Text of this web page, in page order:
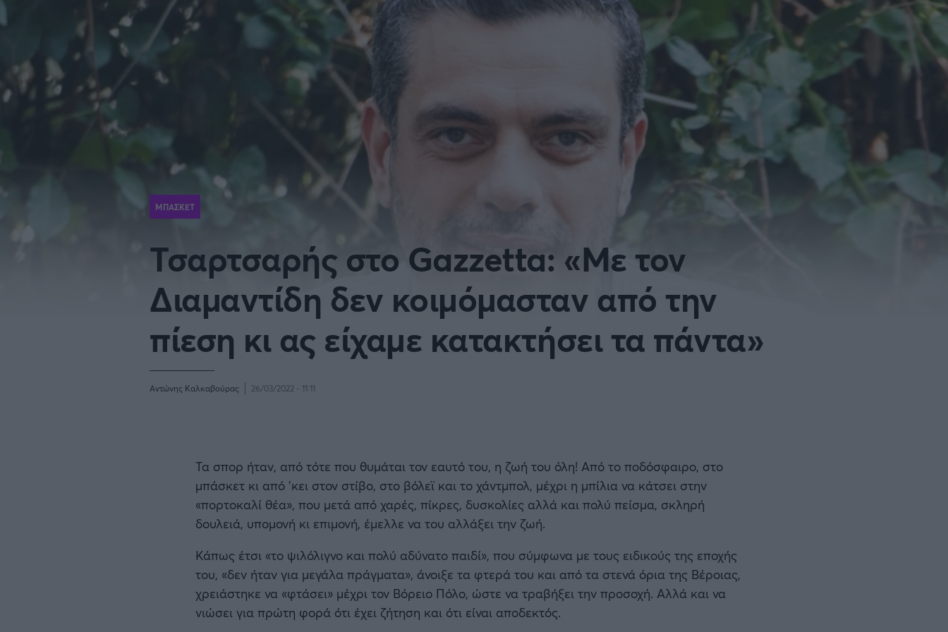
Γιώργος Τσακίρης
Μια Ιστορία από την Πόλη
BASKETBALL CHAMPIONS
LEAGUE
Α1 Μπάσκετ Γυναικών FIBA EUROPE CUP
Μπάσκετ: Ισπανία Μπάσκετ: Τουρκία Κύπελλο Ελλάδας Μπάσκετ Μπάσκετ: Γερμανία
Μπάσκετ: Γαλλία ABA LIGA NCAA
Μπάσκετ: Ισραήλ Μπάσκετ: Λιθουανία Μπάσκετ: Κίνα Προολυμπιακό Τουρνουά
Προκριματικά EUROBASKET EUROBASKET 2025
MUNDOBASKET
EUROBASKET Γυναικών 2025 Ολυμπιακοί Αγώνες Μπάσκετ
μπάσκετ
EUROBASKET U20 Τουρνουά Ακρόπολις 2025
ΜΠΑΣΚΕΤ
Τσαρτσαρής στο Gazzetta: «Με τον
Διαμαντίδη δεν κοιμόμασταν από την
πίεση κι ας είχαμε κατακτήσει τα πάντα»
Αντώνης Καλκαβούρας 26/03/2022 - 11:11
Τα σπορ ήταν, από τότε που θυμάται τον εαυτό του, η ζωή του όλη! Από το ποδόσφαιρο, στο
μπάσκετ κι από 'κει στον στίβο, στο βόλεϊ και το χάντμπολ, μέχρι η μπίλια να κάτσει στην
«πορτοκαλί θέα», που μετά από χαρές, πίκρες, δυσκολίες αλλά και πολύ πείσμα, σκληρή
δουλειά, υπομονή κι επιμονή, έμελλε να του αλλάξει την ζωή.
Κάπως έτσι «το ψιλόλιγνο και πολύ αδύνατο παιδί», που σύμφωνα με τους ειδικούς της εποχής
του, «δεν ήταν για μεγάλα πράγματα», άνοιξε τα φτερά του και από τα στενά όρια της Βέροιας,
χρειάστηκε να «φτάσει» μέχρι τον Βόρειο Πόλο, ώστε να τραβήξει την προσοχή. Αλλά και να
νιώσει για πρώτη φορά ότι έχει ζήτηση και ότι είναι αποδεκτός.